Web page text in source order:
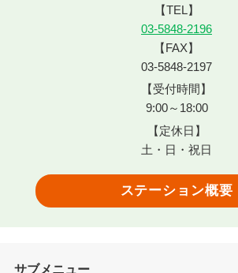
【TEL】
03-5848-2196
【FAX】
03-5848-2197
【受付時間】
9:00～18:00
【定休日】
土・日・祝日
ステーション概要
サブメニュー